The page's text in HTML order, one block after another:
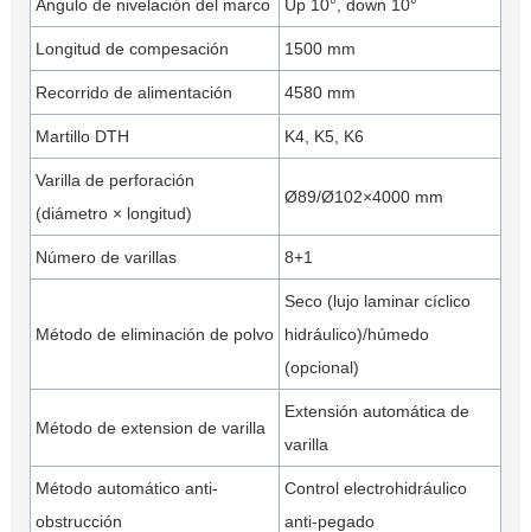
Ángulo de nivelación del marco Up 10°, down 10°
Longitud de compesación 1500 mm
Recorrido de alimentación 4580 mm
Martillo DTH K4, K5, K6
Varilla de perforación
(diámetro × longitud)
Ø89/Ø102×4000 mm
Número de varillas 8+1
Método de eliminación de polvo
Seco (lujo laminar cíclico
hidráulico)/húmedo
(opcional)
Método de extension de varilla
Extensión automática de
varilla
Método automático anti-
obstrucción
Control electrohidráulico
anti-pegado